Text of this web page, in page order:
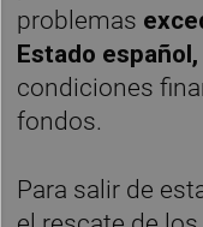
problemas
Estado español,
condiciones
fondos.
Para salir de